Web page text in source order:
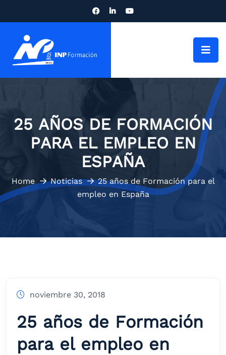
25 AÑOS DE FORMACIÓN
PARA EL EMPLEO EN
ESPAÑA
Home Noticias
25 años de Formación para el
empleo en España
noviembre 30, 2018
25 años de Formación
para el empleo en